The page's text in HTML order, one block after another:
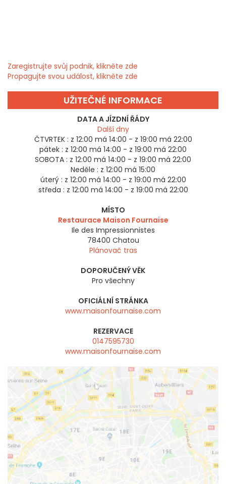
Zaregistrujte svůj podnik, klikněte zde
Propagujte svou událost, klikněte zde
UŽITEČNÉ INFORMACE
DATA A JÍZDNÍ ŘÁDY
Další dny
ČTVRTEK : z 12:00 má 14:00 - z 19:00 má 22:00
pátek : z 12:00 má 14:00 - z 19:00 má 22:00
SOBOTA : z 12:00 má 14:00 - z 19:00 má 22:00
Neděle : z 12:00 má 15:00
úterý : z 12:00 má 14:00 - z 19:00 má 22:00
středa : z 12:00 má 14:00 - z 19:00 má 22:00
MÍSTO
Restaurace Maison Fournaise
Ile des Impressionnistes
78400 Chatou
Plánovač tras
DOPORUČENÝ VĚK
Pro všechny
OFICIÁLNÍ STRÁNKA
www.maisonfournaise.com
REZERVACE
0147595730
www.maisonfournaise.com